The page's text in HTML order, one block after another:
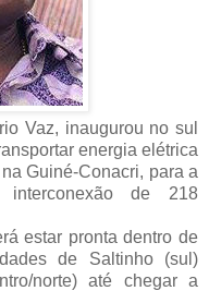
Vaz, inaugurou no sul
energia elétrica
Guiné-Conacri, para a
de 218
estar pronta dentro de
de Saltinho (sul)
norte) até chegar a